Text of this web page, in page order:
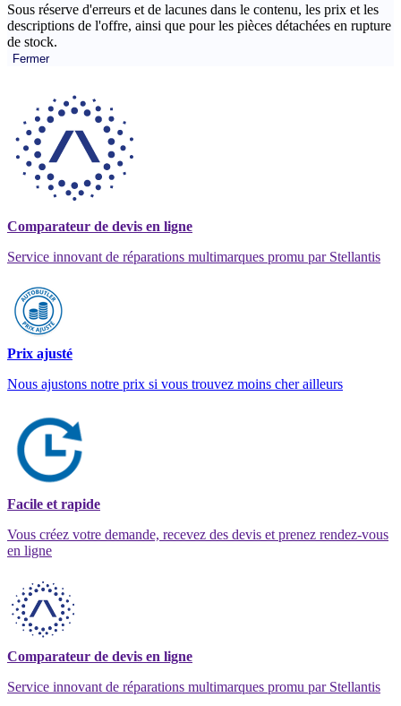
Sous réserve d'erreurs et de lacunes dans le contenu, les prix et les
descriptions de l'offre, ainsi que pour les pièces détachées en rupture
de stock.
Fermer
Comparateur de devis en ligne
Service innovant de réparations multimarques promu par Stellantis
Prix ajusté
Nous ajustons notre prix si vous trouvez moins cher ailleurs
Facile et rapide
Vous créez votre demande, recevez des devis et prenez rendez-vous
en ligne
Comparateur de devis en ligne
Service innovant de réparations multimarques promu par Stellantis